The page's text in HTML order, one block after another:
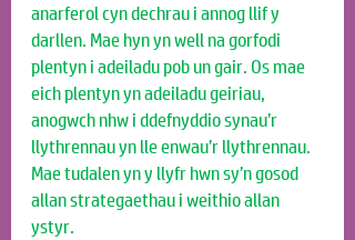
anarferol cyn dechrau i annog llif y
darllen. Mae hyn yn well na gorfodi
plentyn i adeiladu pob un gair. Os mae
eich plentyn yn adeiladu geiriau,
anogwch nhw i ddefnyddio synau’r
llythrennau yn lle enwau’r llythrennau.
Mae tudalen yn y llyfr hwn sy’n gosod
allan strategaethau i weithio allan
ystyr.